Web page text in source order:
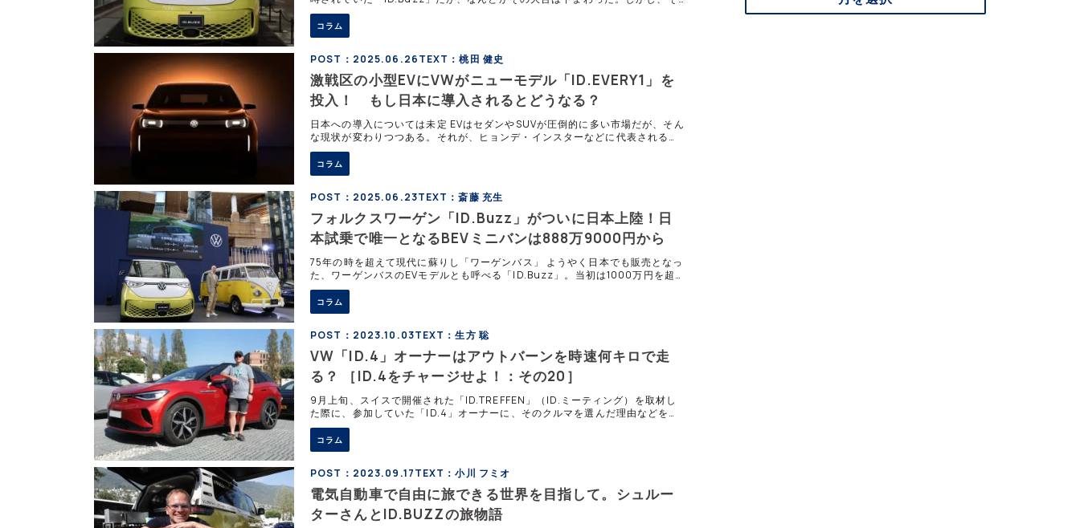
れでも高額モデルなのは変わりない。とはいえメーカー側もターゲッ
コラム
POST：2025.06.26TEXT：桃田 健史
激戦区の小型EVにVWがニューモデル「ID.EVERY1」を
投入！ もし日本に導入されるとどうなる？
日本への導入については未定 EVはセダンやSUVが圧倒的に多い市場だが、そん
な現状が変わりつつある。それが、ヒョンデ・インスターなどに代表されるコ
ンパクトモデルの登場だ。そんななか注目を浴びているモデルが、フォルクス
ワー
コラム
POST：2025.06.23TEXT：斎藤 充生
フォルクスワーゲン「ID.Buzz」がついに日本上陸！日
本試乗で唯一となるBEVミニバンは888万9000円から
75年の時を超えて現代に蘇りし「ワーゲンバス」 ようやく日本でも販売となっ
た、ワーゲンバスのEVモデルとも呼べる「ID.Buzz」。当初は1000万円を超
えるのではないかとも言われていたが、なんとかそれ以下の価格に収めて
コラム
POST：2023.10.03TEXT：生方 聡
VW「ID.4」オーナーはアウトバーンを時速何キロで走
る？ ［ID.4をチャージせよ！：その20］
9月上旬、スイスで開催された「ID.TREFFEN」（ID.ミーティング）を取材し
た際に、参加していた「ID.4」オーナーに、そのクルマを選んだ理由などを聞
きました。 マルクスさんはフォルクスワーゲン一筋
コラム
POST：2023.09.17TEXT：小川 フミオ
電気自動車で自由に旅できる世界を目指して。シュルー
ターさんとID.BUZZの旅物語